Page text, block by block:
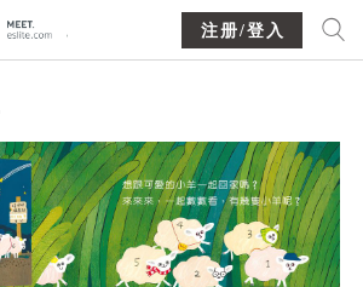
注册/登入